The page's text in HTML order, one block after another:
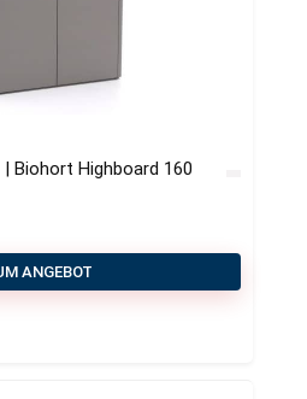
Biohort Highboard 160
ANGEBOT